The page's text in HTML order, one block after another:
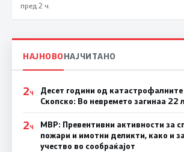
пред 2 ч.
НАЈНОВОНАЈЧИТАНО
2Ч
Десет години од
Скопско: Во невремето загинаа 22
2Ч
МВР: Превентивни активности за
пожари и имотни деликти, како и
учество во сообраќајот